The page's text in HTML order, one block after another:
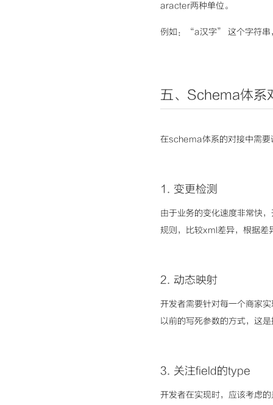
aracter两种单位。
例如：“a汉字” 这个字符串
五、Schema体系
在schema体系的对接中需要
1. 变更检测
由于业务的变化速度非常快
规则，比较xml差异，根据差
2. 动态映射
开发者需要针对每一个商家
以前的写死参数的方式，这
3. 关注field的type
开发者在实现时，应该考虑